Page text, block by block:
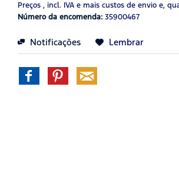
Preços , incl. IVAe mais custos de envio e,
Número da encomenda:35900467
Notificações Lembrar